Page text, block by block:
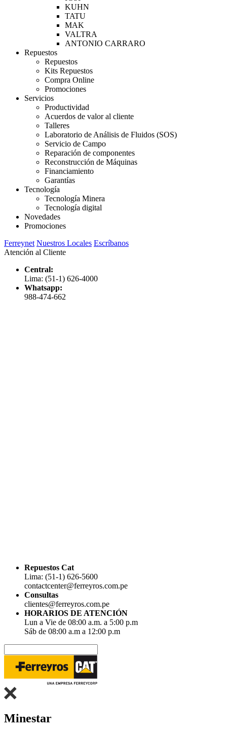
KUHN
TATU
MAK
VALTRA
ANTONIO CARRARO
Repuestos
Repuestos
Kits Repuestos
Compra Online
Promociones
Servicios
Productividad
Acuerdos de valor al cliente
Talleres
Laboratorio de Análisis de Fluidos (SOS)
Servicio de Campo
Reparación de componentes
Reconstrucción de Máquinas
Financiamiento
Garantías
Tecnología
Tecnología Minera
Tecnología digital
Novedades
Promociones
Ferreynet Nuestros Locales Escríbanos
Atención al Cliente
Central:
Lima: (51-1) 626-4000
Whatsapp:
988-474-662
Repuestos Cat
Lima: (51-1) 626-5600
contactcenter@ferreyros.com.pe
Consultas
clientes@ferreyros.com.pe
HORARIOS DE ATENCIÓN
Lun a Vie de 08:00 a.m. a 5:00 p.m
Sáb de 08:00 a.m a 12:00 p.m
Minestar